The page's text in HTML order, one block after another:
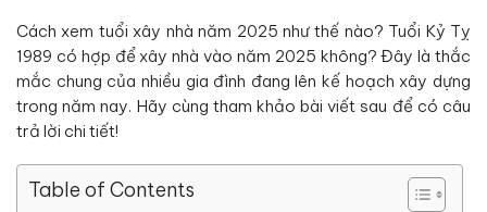
Cách xem tuổi xây nhà năm 2025 như thế nào? Tuổi Kỷ Tỵ
1989 có hợp để xây nhà vào năm 2025 không? Đây là thắc
mắc chung của nhiều gia đình đang lên kế hoạch xây dựng
trong năm nay. Hãy cùng tham khảo bài viết sau để có câu
trả lời chi tiết!
Table of Contents